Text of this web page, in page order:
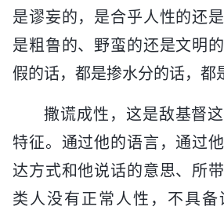
是谬妄的，是合乎人性的还
是粗鲁的、野蛮的还是文明
假的话，都是掺水分的话，都
撒谎成性，这是敌基督
特征。通过他的语言，通过
达方式和他说话的意思、所
类人没有正常人性，不具